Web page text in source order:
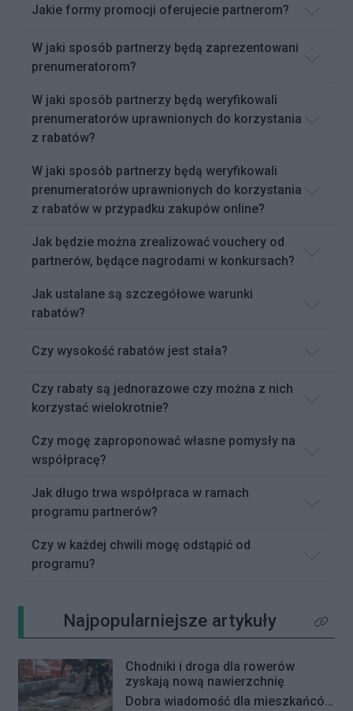
Jakie formy promocji oferujecie partnerom?
W jaki sposób partnerzy będą zaprezentowani
prenumeratorom?
W jaki sposób partnerzy będą weryfikowali
prenumeratorów uprawnionych do korzystania
z rabatów?
W jaki sposób partnerzy będą weryfikowali
prenumeratorów uprawnionych do korzystania
z rabatów w przypadku zakupów online?
Jak będzie można zrealizować vouchery od
partnerów, będące nagrodami w konkursach?
Jak ustalane są szczegółowe warunki
rabatów?
Czy wysokość rabatów jest stała?
Czy rabaty są jednorazowe czy można z nich
korzystać wielokrotnie?
Czy mogę zaproponować własne pomysły na
współpracę?
Jak długo trwa współpraca w ramach
programu partnerów?
Czy w każdej chwili mogę odstąpić od
programu?
Najpopularniejsze artykuły Kliknij
Chodniki i droga dla rowerów
zyskają nową nawierzchnię
Dobra wiadomość dla mieszkańców